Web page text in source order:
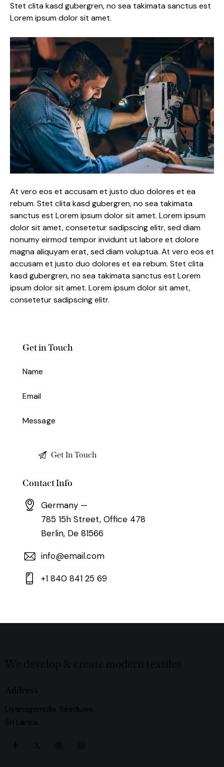
Stet clita kasd gubergren, no sea takimata sanctus est
Lorem ipsum dolor sit amet.
At vero eos et accusam et justo duo dolores et ea
rebum. Stet clita kasd gubergren, no sea takimata
sanctus est Lorem ipsum dolor sit amet. Lorem ipsum
dolor sit amet, consetetur sadipscing elitr, sed diam
nonumy eirmod tempor invidunt ut labore et dolore
magna aliquyam erat, sed diam voluptua. At vero eos et
accusam et justo duo dolores et ea rebum. Stet clita
kasd gubergren, no sea takimata sanctus est Lorem
ipsum dolor sit amet. Lorem ipsum dolor sit amet,
consetetur sadipscing elitr.
Get in Touch
Contact Info
Germany —
785 15h Street, Office 478
Berlin, De 81566
info@email.com
+1 840 841 25 69